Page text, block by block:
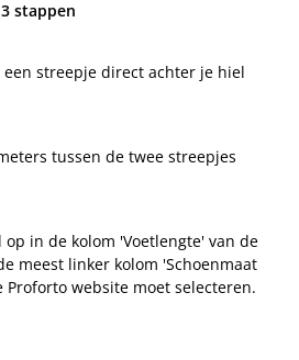
stappen
een streepje direct achter je hiel
tussen de twee streepjes
in de kolom 'Voetlengte' van de
meest linker kolom 'Schoenmaat
Proforto website moet selecteren.